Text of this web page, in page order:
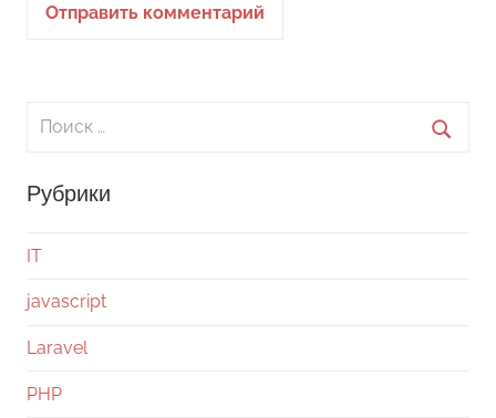
Поиск
Рубрики
IT
javascript
Laravel
PHP